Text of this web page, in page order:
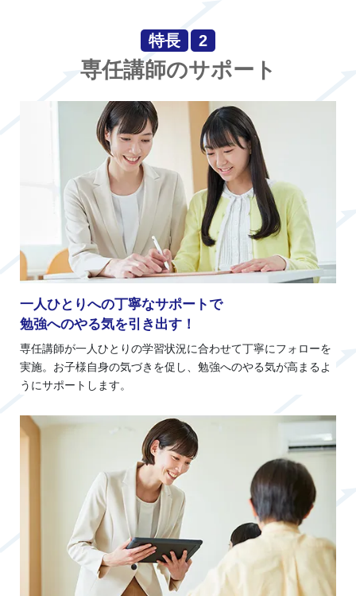
特長 2
専任講師のサポート
一人ひとりへの丁寧なサポートで
勉強へのやる気を引き出す！
専任講師が一人ひとりの学習状況に合わせて丁寧にフォローを
実施。お子様自身の気づきを促し、勉強へのやる気が高まるよ
うにサポートします。